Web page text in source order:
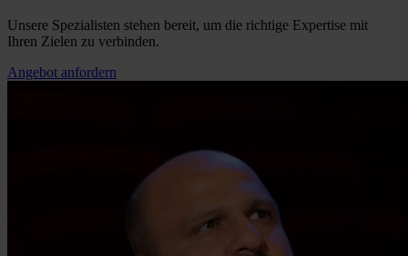
Unsere Spezialisten stehen bereit, um die richtige Expertise mit
Ihren Zielen zu verbinden.
Angebot anfordern